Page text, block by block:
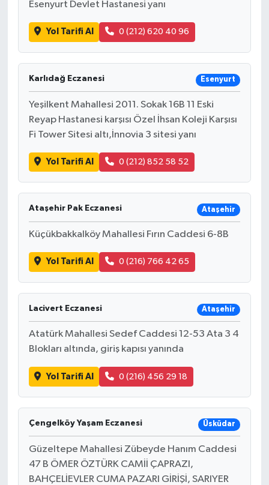
Esenyurt Devlet Hastanesi yanı
Yol Tarifi Al 0 (212) 620 40 96
Karlıdağ Eczanesi Esenyurt
Yeşilkent Mahallesi 2011. Sokak 16B 11 Eski
Reyap Hastanesi karşısı Özel İhsan Koleji Karşısı
Fi Tower Sitesi altı,İnnovia 3 sitesi yanı
Yol Tarifi Al 0 (212) 852 58 52
Ataşehir Pak Eczanesi Ataşehir
Küçükbakkalköy Mahallesi Fırın Caddesi 6-8B
Yol Tarifi Al 0 (216) 766 42 65
Lacivert Eczanesi Ataşehir
Atatürk Mahallesi Sedef Caddesi 12-53 Ata 3 4
Blokları altında, giriş kapısı yanında
Yol Tarifi Al 0 (216) 456 29 18
Çengelköy Yaşam Eczanesi Üsküdar
Güzeltepe Mahallesi Zübeyde Hanım Caddesi
47 B ÖMER ÖZTÜRK CAMİİ ÇAPRAZI,
BAHÇELİEVLER CUMA PAZARI GİRİŞİ, SARIYER